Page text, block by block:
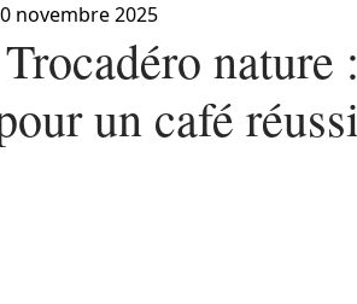
novembre 2025
nature
un café